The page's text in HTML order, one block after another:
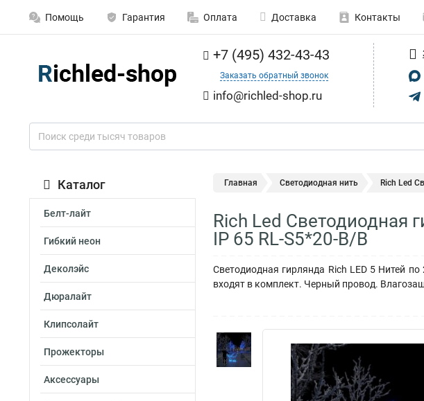
Помощь Гарантия Оплата Доставка Контакты
+7 (495) 432-43-43
Заказать обратный звонок
info@richled-shop.ru
Каталог
Белт-лайт
Гибкий неон
Деколэйс
Дюралайт
Клипсолайт
Прожекторы
Аксессуары
Главная Светодиодная нить Rich Led
Rich Led Светодиодная
IP 65 RL-S5*20-B/B
Светодиодная гирлянда Rich LED 5 Нитей
входят в комплект. Черный провод.